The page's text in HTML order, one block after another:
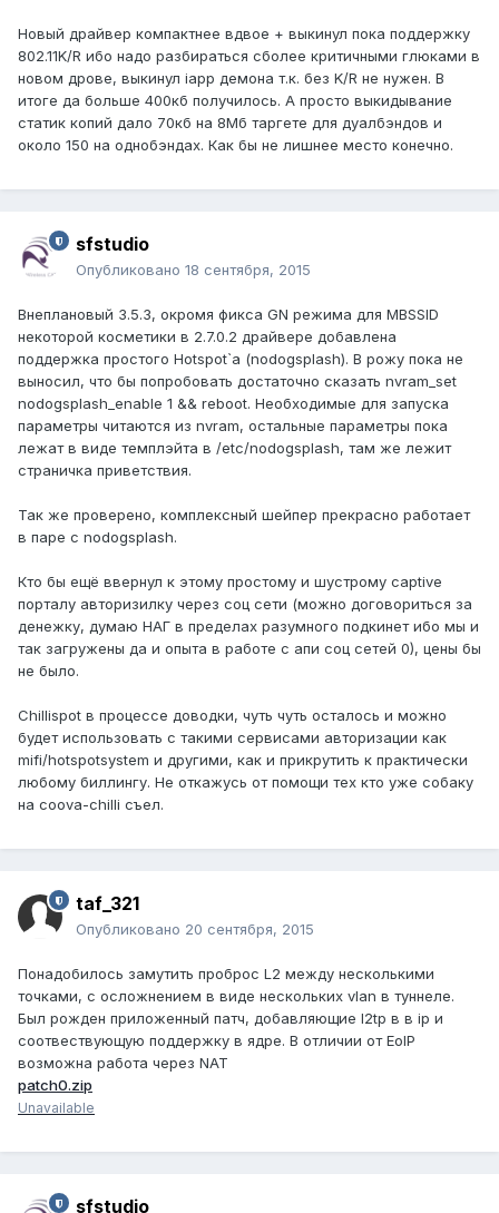
Новый драйвер компактнее вдвое + выкинул пока поддержку
802.11K/R ибо надо разбираться сболее критичными глюками в
новом дрове, выкинул iapp демона т.к. без K/R не нужен. В
итоге да больше 400кб получилось. А просто выкидывание
статик копий дало 70кб на 8Мб таргете для дуалбэндов и
около 150 на однобэндах. Как бы не лишнее место конечно.
sfstudio
Опубликовано 18 сентября, 2015
Внеплановый 3.5.3, окромя фикса GN режима для MBSSID
некоторой косметики в 2.7.0.2 драйвере добавлена
поддержка простого Hotspot`a (nodogsplash). В рожу пока не
выносил, что бы попробовать достаточно сказать nvram_set
nodogsplash_enable 1 && reboot. Необходимые для запуска
параметры читаются из nvram, остальные параметры пока
лежат в виде темплэйта в /etc/nodogsplash, там же лежит
страничка приветствия.
Так же проверено, комплексный шейпер прекрасно работает
в паре с nodogsplash.
Кто бы ещё ввернул к этому простому и шустрому captive
порталу авторизилку через соц сети (можно договориться за
денежку, думаю НАГ в пределах разумного подкинет ибо мы и
так загружены да и опыта в работе с апи соц сетей 0), цены бы
не было.
Chillispot в процессе доводки, чуть чуть осталось и можно
будет использовать с такими сервисами авторизации как
mifi/hotspotsystem и другими, как и прикрутить к практически
любому биллингу. Не откажусь от помощи тех кто уже собаку
на coova-chilli съел.
taf_321
Опубликовано 20 сентября, 2015
Понадобилось замутить проброс L2 между несколькими
точками, с осложнением в виде нескольких vlan в туннеле.
Был рожден приложенный патч, добавляющие l2tp в в ip и
соотвествующую поддержку в ядре. В отличии от EoIP
возможна работа через NAT
patch0.zip
Unavailable
sfstudio